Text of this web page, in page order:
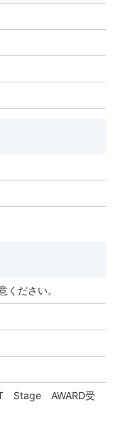
ください。
Stage AWARD受